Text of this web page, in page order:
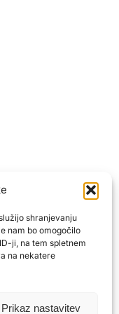
shranjevanju
nam bo omogočilo
ji, na tem spletnem
na nekatere
Prikaz nastavitev